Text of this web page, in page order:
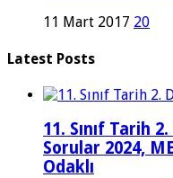
11 Mart 2017 20
Latest Posts
11. Sınıf Tarih
Sorular 2024,
Odaklı